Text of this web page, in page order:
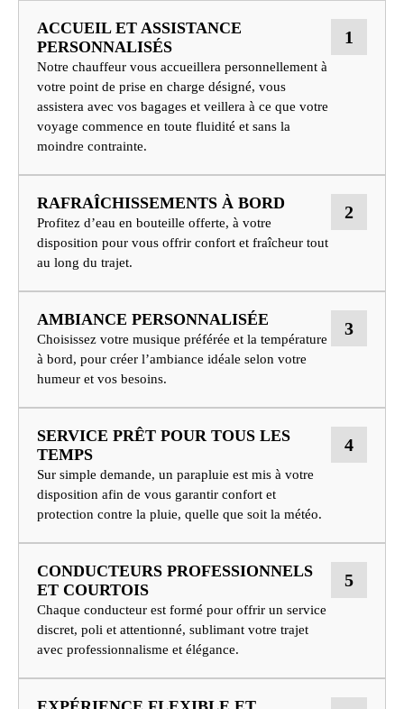
ACCUEIL ET ASSISTANCE
PERSONNALISÉS
Notre chauffeur vous accueillera personnellement à
votre point de prise en charge désigné, vous
assistera avec vos bagages et veillera à ce que votre
voyage commence en toute fluidité et sans la
moindre contrainte.
1
RAFRAÎCHISSEMENTS À BORD
Profitez d’eau en bouteille offerte, à votre
disposition pour vous offrir confort et fraîcheur tout
au long du trajet.
2
AMBIANCE PERSONNALISÉE
Choisissez votre musique préférée et la température
à bord, pour créer l’ambiance idéale selon votre
humeur et vos besoins.
3
SERVICE PRÊT POUR TOUS LES
TEMPS
Sur simple demande, un parapluie est mis à votre
disposition afin de vous garantir confort et
protection contre la pluie, quelle que soit la météo.
4
CONDUCTEURS PROFESSIONNELS
ET COURTOIS
Chaque conducteur est formé pour offrir un service
discret, poli et attentionné, sublimant votre trajet
avec professionnalisme et élégance.
5